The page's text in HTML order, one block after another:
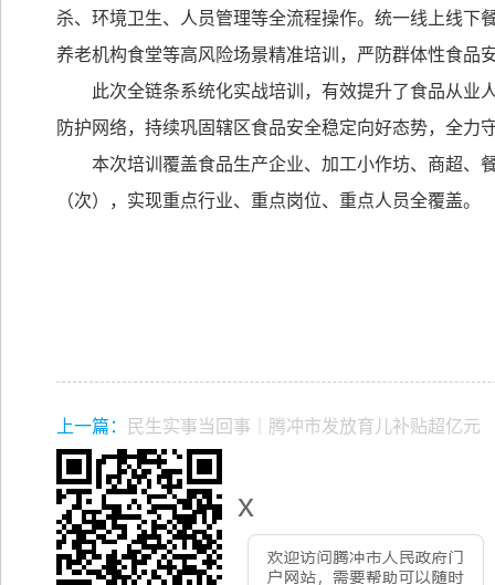
x
杀、环境卫生、人员管理等全流程操作。统一线上线下
养老机构食堂等高风险场景精准培训，严防群体性食品
此次全链条系统化实战培训，有效提升了食品从业
防护网络，持续巩固辖区食品安全稳定向好态势，全力
本次培训覆盖食品生产企业、加工小作坊、商超、
（次），实现重点行业、重点岗位、重点人员全覆盖。
上一篇： 民生实事当回事｜腾冲市发放育儿补贴超亿元